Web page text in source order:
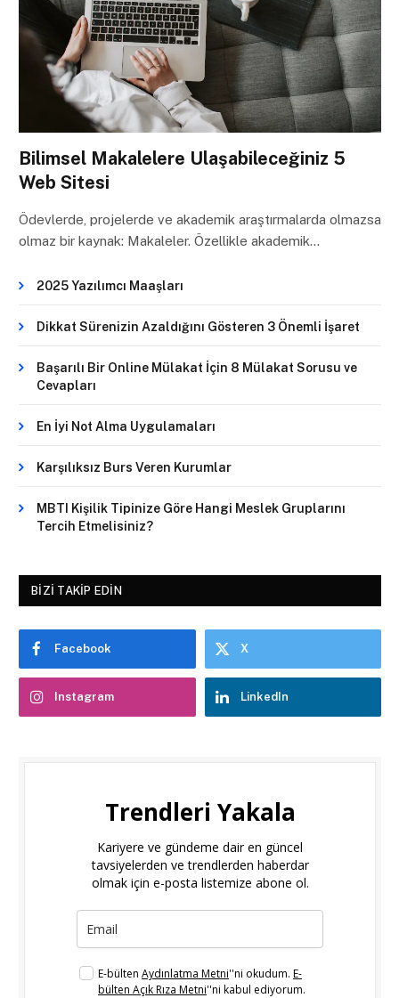
Bilimsel Makalelere Ulaşabileceğiniz 5
Web Sitesi
Ödevlerde, projelerde ve akademik araştırmalarda olmazsa
olmaz bir kaynak: Makaleler. Özellikle akademik…
2025 Yazılımcı Maaşları
Dikkat Sürenizin Azaldığını Gösteren 3 Önemli İşaret
Başarılı Bir Online Mülakat İçin 8 Mülakat Sorusu ve
Cevapları
En İyi Not Alma Uygulamaları
Karşılıksız Burs Veren Kurumlar
MBTI Kişilik Tipinize Göre Hangi Meslek Gruplarını
Tercih Etmelisiniz?
BIZI TAKIP EDIN
Facebook X
Instagram LinkedIn
Trendleri Yakala
Kariyere ve gündeme dair en güncel
tavsiyelerden ve trendlerden haberdar
olmak için e-posta listemize abone ol.
E-bülten Aydınlatma Metni''ni okudum. E-
bülten Açık Rıza Metni''ni kabul ediyorum.